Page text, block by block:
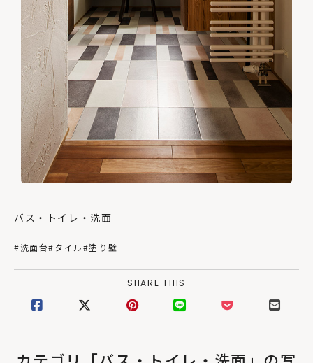
バス・トイレ・洗面
#洗面台#タイル#塗り壁
SHARE THIS